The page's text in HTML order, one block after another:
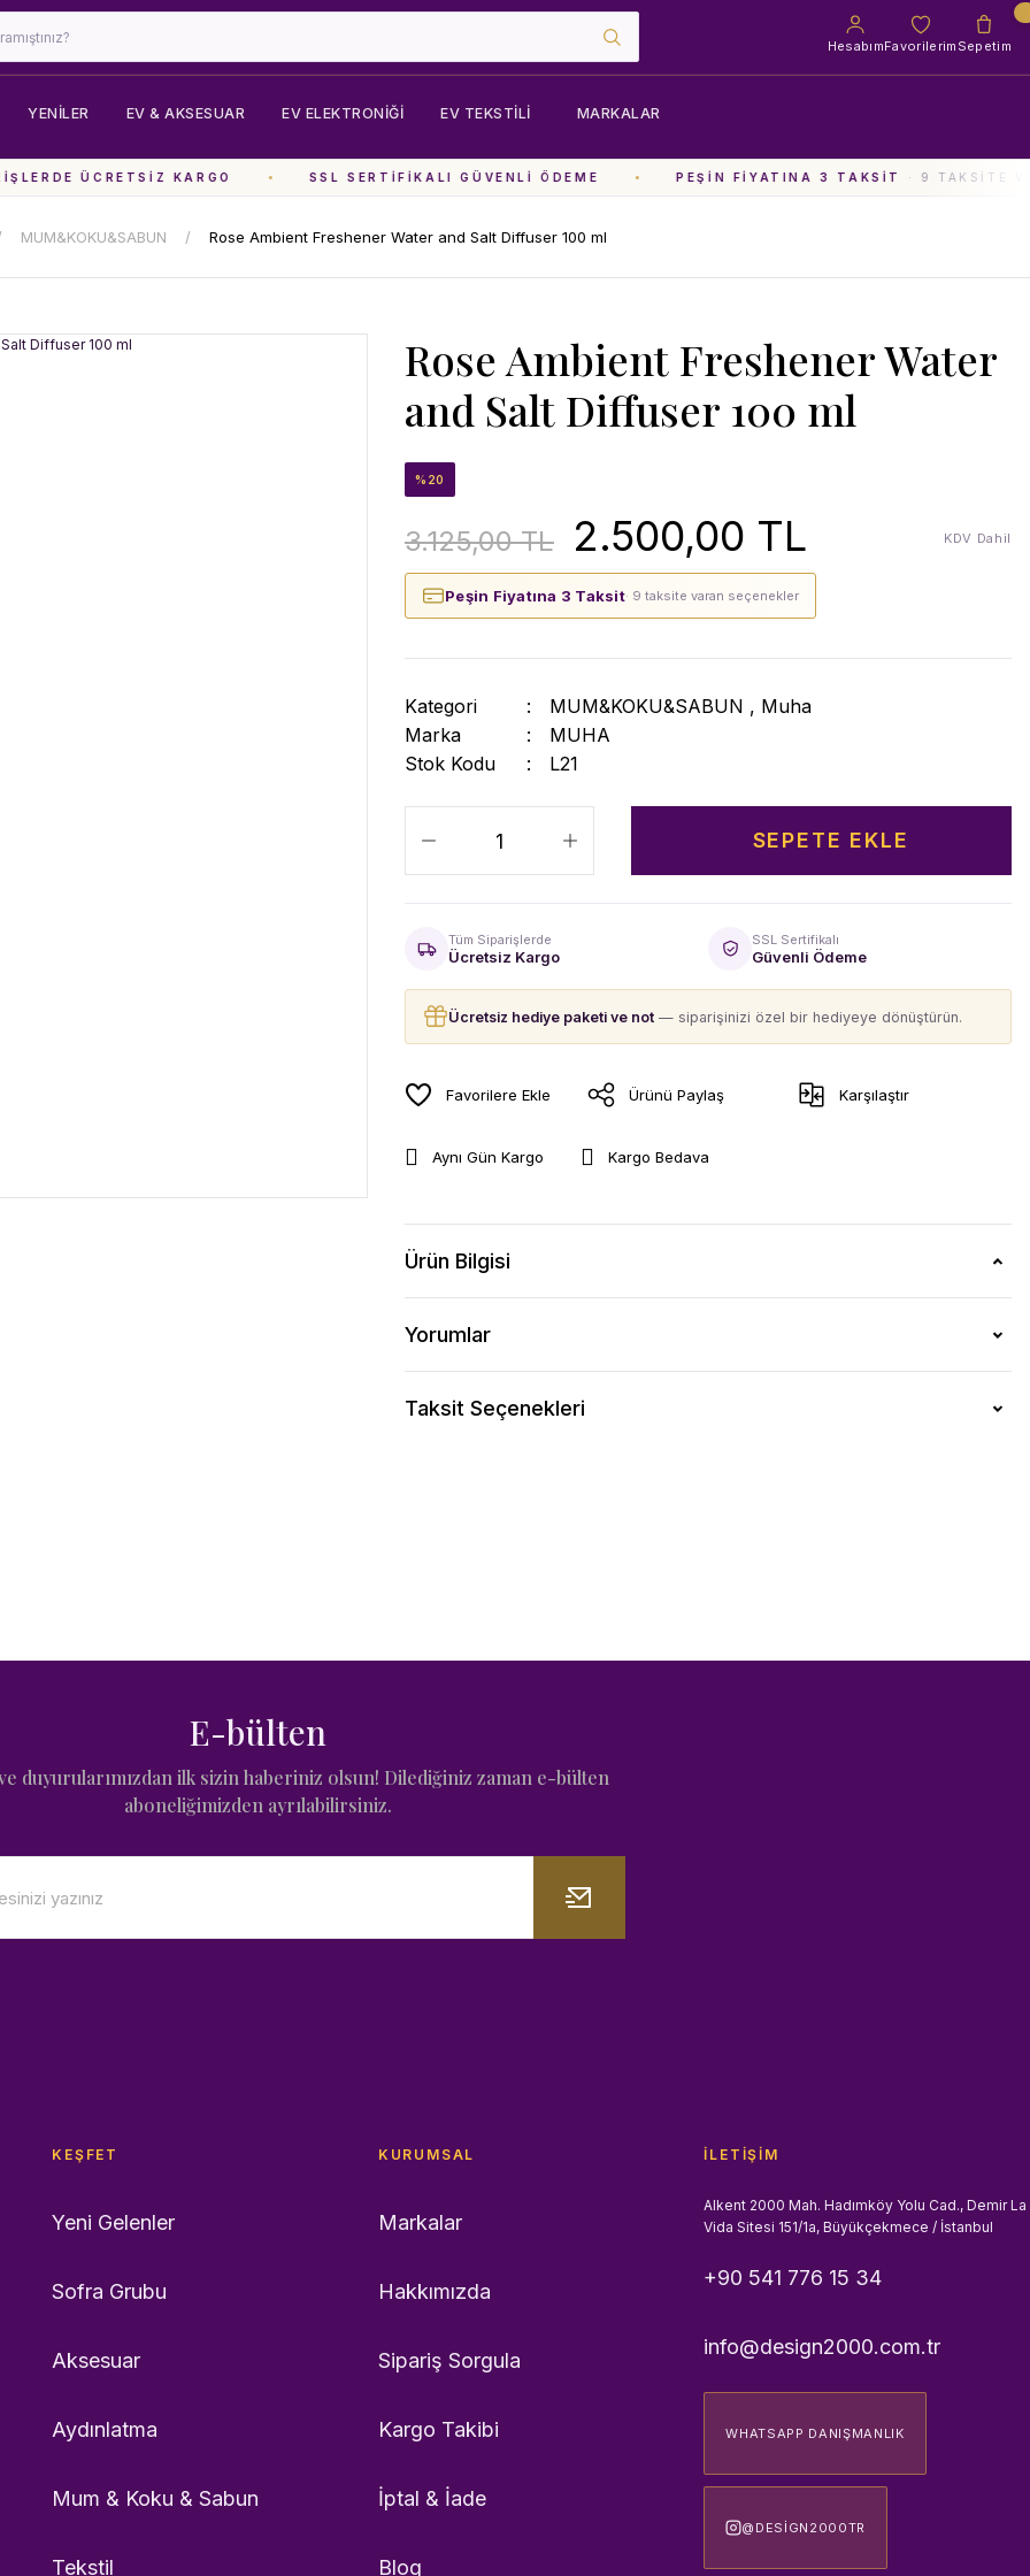
HesabımFavorilerim Sepetim
YENİLER EV & AKSESUAR EV ELEKTRONIĞI EV TEKSTILI MARKALAR
ÜCRETSIZ KARGO SSL SERTIFIKALI GÜVENLI ÖDEME PEŞIN FIYATINA 3 TAKSIT · 9 TAKSITE
MUM&KOKU&SABUN Rose Ambient Freshener Water and Salt Diffuser 100 ml
Rose Ambient Freshener Water
and Salt Diffuser 100 ml
%20
3.125,00 TL 2.500,00 TL KDV Dahil
Peşin Fiyatına 3 Taksit· 9 taksite varan seçenekler
Kategori MUM&KOKU&SABUN , Muha
Marka
MUHA
Stok Kodu
L21
SEPETE EKLE
Tüm Siparişlerde
Ücretsiz Kargo
SSL Sertifikalı
Güvenli Ödeme
Ücretsiz hediye paketi ve not — siparişinizi özel bir hediyeye dönüştürün.
Ürünü Paylaş Karşılaştır
Aynı Gün Kargo Kargo Bedava
Ürün Bilgisi
Yorumlar
Taksit Seçenekleri
E-bülten
duyurularımızdan ilk sizin haberiniz olsun! Dilediğiniz zaman e-bülten
aboneliğimizden ayrılabilirsiniz.
KEŞFET
Yeni Gelenler
Sofra Grubu
Aksesuar
Aydınlatma
Mum & Koku & Sabun
Tekstil
KURUMSAL
Markalar
Hakkımızda
Sipariş Sorgula
Kargo Takibi
İptal & İade
Blog
İLETIŞIM
Alkent 2000 Mah. Hadımköy Yolu Cad., Demir La
Vida Sitesi 151/1a, Büyükçekmece / İstanbul
+90 541 776 15 34
info@design2000.com.tr
WHATSAPP DANIŞMANLIK
@DESIGN2000TR